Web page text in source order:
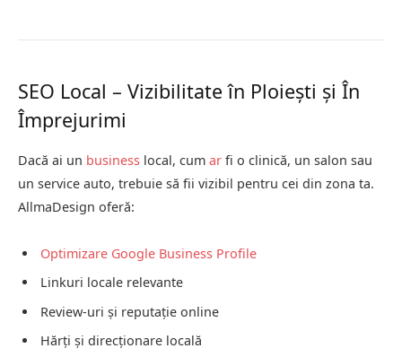
SEO Local – Vizibilitate în Ploiești și În
Împrejurimi
Dacă ai un business local, cum ar fi o clinică, un salon sau
un service auto, trebuie să fii vizibil pentru cei din zona ta.
AllmaDesign oferă:
Optimizare Google Business Profile
Linkuri locale relevante
Review-uri și reputație online
Hărți și direcționare locală